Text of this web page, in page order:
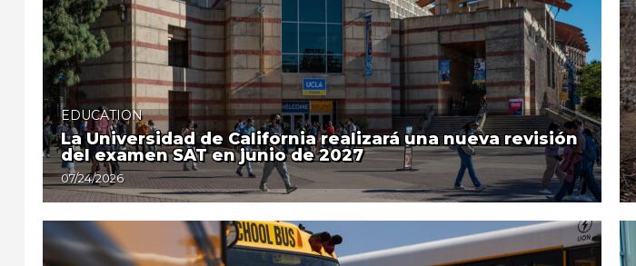
EDUCATION
La Universidad de California realizará una nueva revisión
del examen SAT en junio de 2027
07/24/2026